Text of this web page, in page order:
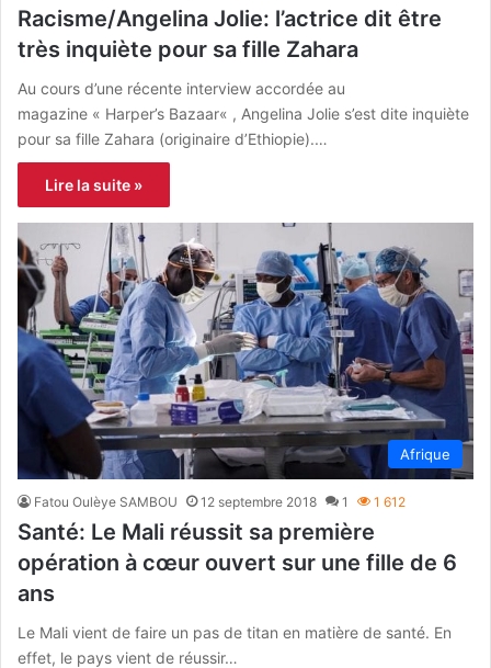
Racisme/Angelina Jolie: l’actrice dit être
très inquiète pour sa fille Zahara
Au cours d’une récente interview accordée au
magazine « Harper’s Bazaar« , Angelina Jolie s’est dite inquiète
pour sa fille Zahara (originaire d’Ethiopie).…
Lire la suite »
Afrique
Fatou Oulèye SAMBOU 12 septembre 2018 1 1 612
Santé: Le Mali réussit sa première
opération à cœur ouvert sur une fille de 6
ans
Le Mali vient de faire un pas de titan en matière de santé. En
effet, le pays vient de réussir…